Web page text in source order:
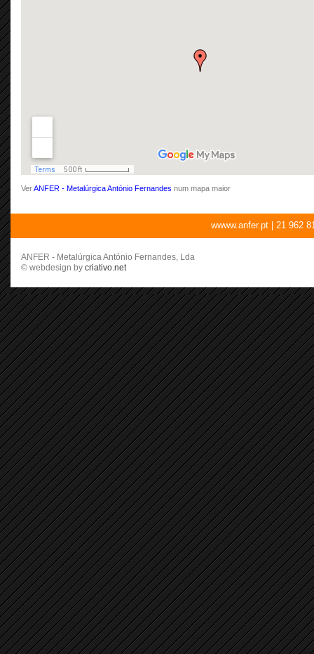
VerANFER - Metalúrgica António Fernandes num mapa maior
wwww.anfer.pt | 21 962
ANFER - Metalúrgica António Fernandes, Lda
© webdesign by criativo.net